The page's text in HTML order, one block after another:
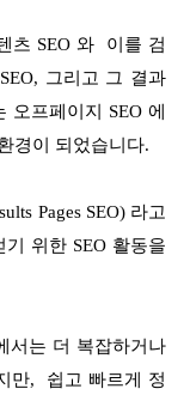
츠 SEO 와 이를 검
그리고 그 결과
오프페이지 SEO 에
경이 되었습니다.
Pages SEO) 라고
위한 SEO 활동을
서는 더 복잡하거나
만, 쉽고 빠르게 정